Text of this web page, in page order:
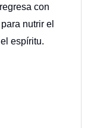
con
nutrir el
espíritu.